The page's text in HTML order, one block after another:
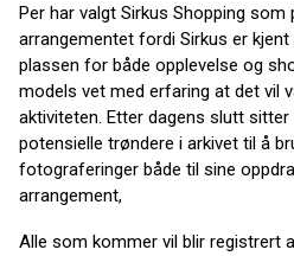
Per har valgt Sirkus Shopping
arrangementet fordi Sirkus er
plassen for både opplevelse og
models vet med erfaring at det vil
aktiviteten. Etter dagens slutt
potensielle trøndere i arkivet til å
fotograferinger både til sine
arrangement,
Alle som kommer vil blir registrert